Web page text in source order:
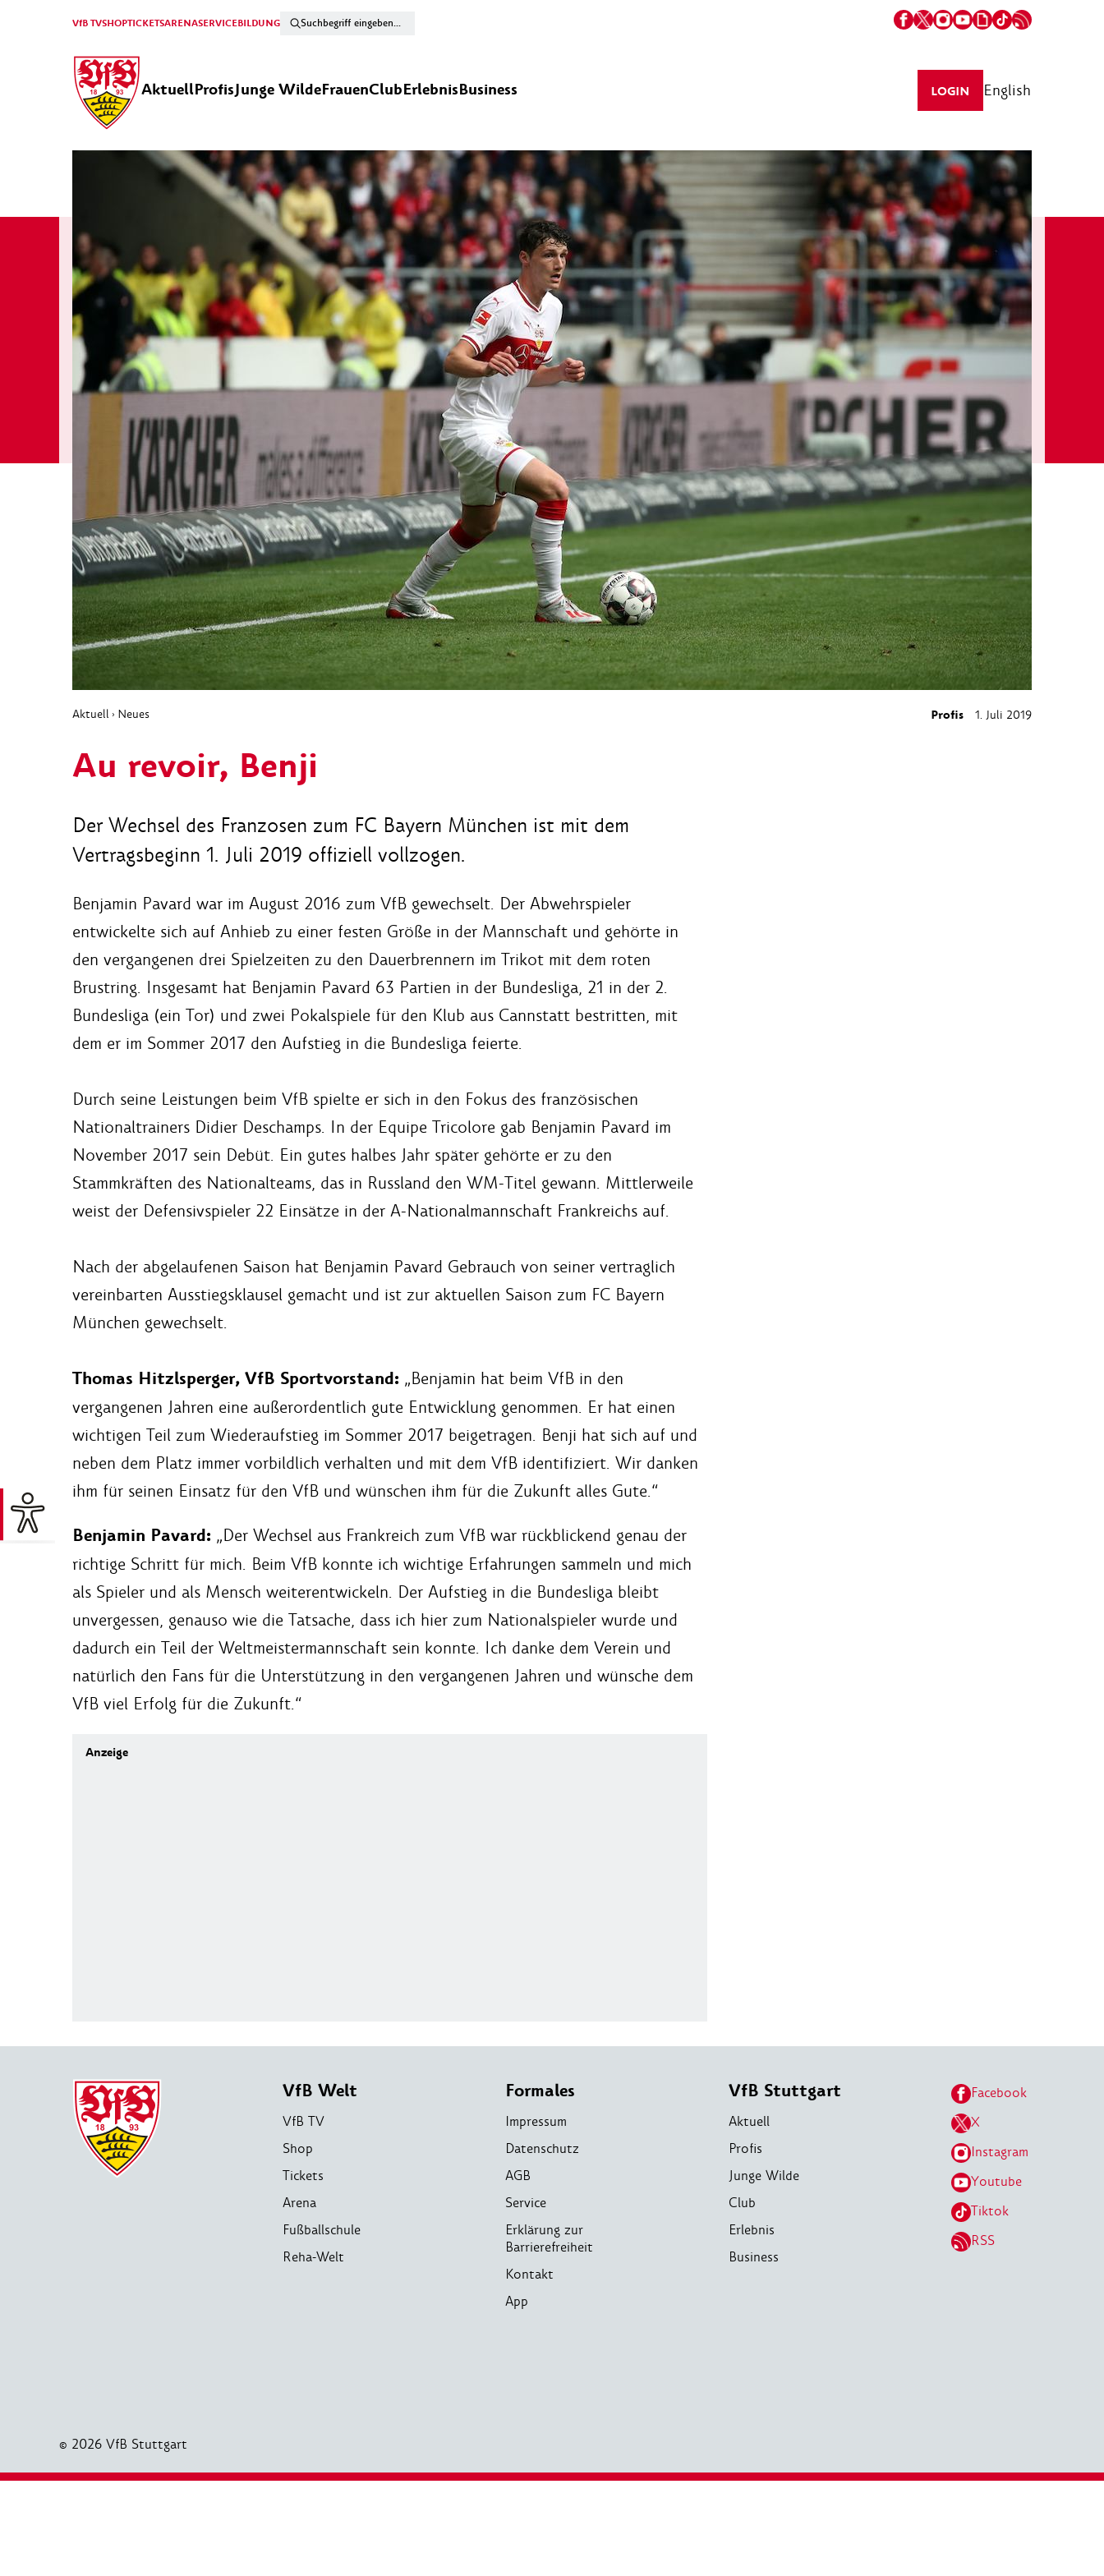
VfB TVSHOPTICKETSARENASERVICEBILDUNG
AktuellProfisJunge WildeFrauenClubErlebnisBusiness LOGIN English
Aktuell › Neues Profis 1. Juli 2019
Au revoir, Benji
Der Wechsel des Franzosen zum FC Bayern München ist mit dem
Vertragsbeginn 1. Juli 2019 offiziell vollzogen.
Benjamin Pavard war im August 2016 zum VfB gewechselt. Der Abwehrspieler
entwickelte sich auf Anhieb zu einer festen Größe in der Mannschaft und gehörte in
den vergangenen drei Spielzeiten zu den Dauerbrennern im Trikot mit dem roten
Brustring. Insgesamt hat Benjamin Pavard 63 Partien in der Bundesliga, 21 in der 2.
Bundesliga (ein Tor) und zwei Pokalspiele für den Klub aus Cannstatt bestritten, mit
dem er im Sommer 2017 den Aufstieg in die Bundesliga feierte.
Durch seine Leistungen beim VfB spielte er sich in den Fokus des französischen
Nationaltrainers Didier Deschamps. In der Equipe Tricolore gab Benjamin Pavard im
November 2017 sein Debüt. Ein gutes halbes Jahr später gehörte er zu den
Stammkräften des Nationalteams, das in Russland den WM-Titel gewann. Mittlerweile
weist der Defensivspieler 22 Einsätze in der A-Nationalmannschaft Frankreichs auf.
Nach der abgelaufenen Saison hat Benjamin Pavard Gebrauch von seiner vertraglich
vereinbarten Ausstiegsklausel gemacht und ist zur aktuellen Saison zum FC Bayern
München gewechselt.
Thomas Hitzlsperger, VfB Sportvorstand: „Benjamin hat beim VfB in den
vergangenen Jahren eine außerordentlich gute Entwicklung genommen. Er hat einen
wichtigen Teil zum Wiederaufstieg im Sommer 2017 beigetragen. Benji hat sich auf und
neben dem Platz immer vorbildlich verhalten und mit dem VfB identifiziert. Wir danken
ihm für seinen Einsatz für den VfB und wünschen ihm für die Zukunft alles Gute.“
Benjamin Pavard: „Der Wechsel aus Frankreich zum VfB war rückblickend genau der
richtige Schritt für mich. Beim VfB konnte ich wichtige Erfahrungen sammeln und mich
als Spieler und als Mensch weiterentwickeln. Der Aufstieg in die Bundesliga bleibt
unvergessen, genauso wie die Tatsache, dass ich hier zum Nationalspieler wurde und
dadurch ein Teil der Weltmeistermannschaft sein konnte. Ich danke dem Verein und
natürlich den Fans für die Unterstützung in den vergangenen Jahren und wünsche dem
VfB viel Erfolg für die Zukunft.“
VfB Welt
VfB TV
Shop
Tickets
Arena
Fußballschule
Reha-Welt
Formales
Impressum
Datenschutz
AGB
Service
Erklärung zur
Barrierefreiheit
Kontakt
App
VfB Stuttgart
Aktuell
Profis
Junge Wilde
Club
Erlebnis
Business
Facebook
X
Instagram
Youtube
Tiktok
RSS
© 2026 VfB Stuttgart